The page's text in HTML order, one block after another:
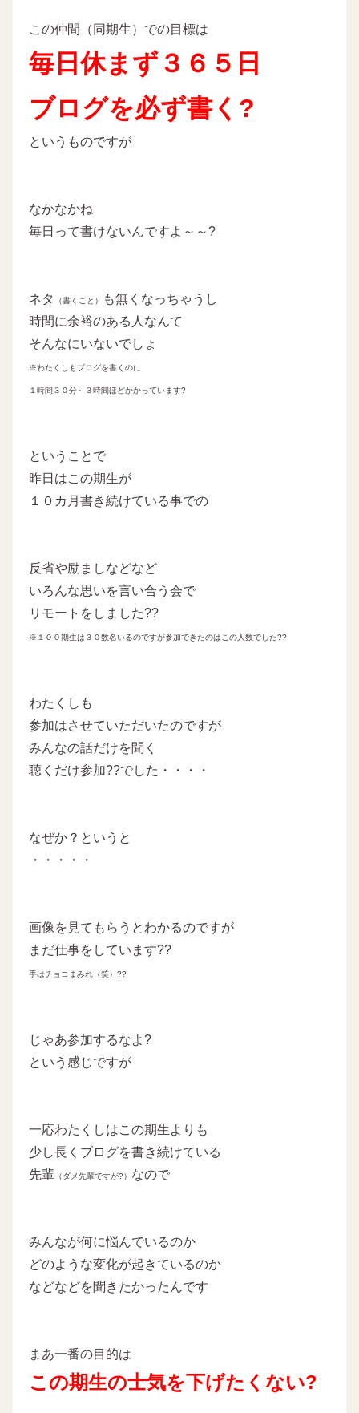
この仲間（同期生）での目標は
毎日休まず３６５日
ブログを必ず書く?
というものですが
なかなかね
毎日って書けないんですよ～～?
ネタ （書くこと）
も無くなっちゃうし
時間に余裕のある人なんて
そんなにいないでしょ
※わたくしもブログを書くのに
１時間３０分～３時間ほどかかっています?
ということで
昨日はこの期生が
１０カ月書き続けている事での
反省や励ましなどなど
いろんな思いを言い合う会で
リモートをしました??
※１００期生は３０数名いるのですが参加できたのはこの人数でした??
わたくしも
参加はさせていただいたのですが
みんなの話だけを聞く
聴くだけ参加??でした・・・・
なぜか？というと
・・・・・
画像を見てもらうとわかるのですが
まだ仕事をしています??
手はチョコまみれ（笑）??
じゃあ参加するなよ?
という感じですが
一応わたくしはこの期生よりも
少し長くブログを書き続けている
先輩 （ダメ先輩ですが?） なので
みんなが何に悩んでいるのか
どのような変化が起きているのか
などなどを聞きたかったんです
まあ一番の目的は
この期生の士気を下げたくない?